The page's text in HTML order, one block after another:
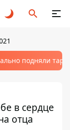
подняли
в сердце
отца